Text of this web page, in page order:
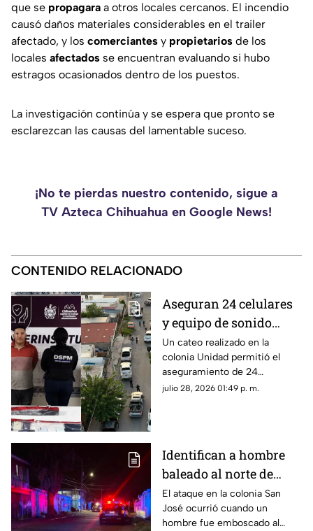
que se propagara a otros locales cercanos. El incendio
causó daños materiales considerables en el trailer
afectado, y los comerciantes y propietarios de los
locales afectados se encuentran evaluando si hubo
estragos ocasionados dentro de los puestos.
La investigación continúa y se espera que pronto se
esclarezcan las causas del lamentable suceso.
¡No te pierdas nuestro contenido, sigue a
TV Azteca Chihuahua en Google News!
CONTENIDO RELACIONADO
Aseguran 24 celulares
y equipo de sonido
durante cateo en
Chihuahua capital
Un cateo realizado en la
colonia Unidad permitió el
aseguramiento de 24
teléfonos celulares y un equipo
julio 28, 2026 01:49 p. m.
Identifican a hombre
baleado al norte de
Chihuahua capital; así
lo emboscaron
El ataque en la colonia San
José ocurrió cuando un
hombre fue emboscado al